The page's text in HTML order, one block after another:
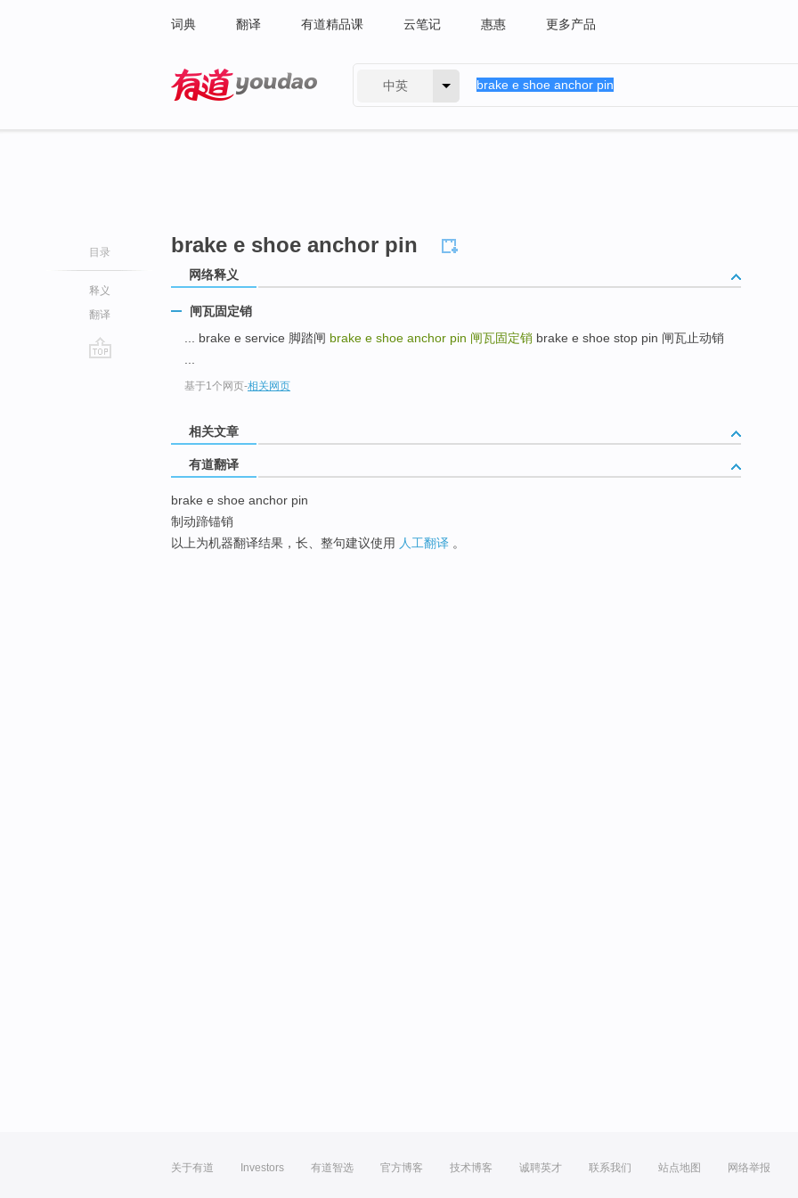
词典 翻译 有道精品课 云笔记 惠惠 更多产品
中英
目录
释义
翻译
brake e shoe anchor pin
网络释义
闸瓦固定销
... brake e service 脚踏闸 brake e shoe anchor pin 闸瓦固定销 brake e shoe stop pin 闸瓦止动销
基于1个网页-相关网页
相关文章
有道翻译
brake e shoe anchor pin
制动蹄锚销
以上为机器翻译结果，长、整句建议使用 人工翻译 。
关于有道 Investors 有道智选 官方博客 技术博客 诚聘英才 联系我们 站点地图 网络举报